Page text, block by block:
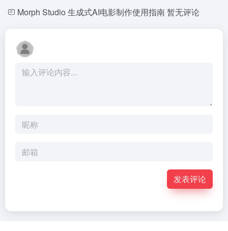
Morph Studio 生成式AI电影制作使用指南暂无评论
发表评论